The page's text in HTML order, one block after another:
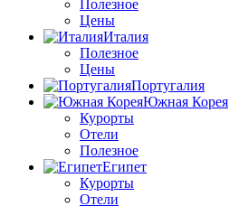
Полезное
Цены
Италия
Полезное
Цены
Португалия
Южная Корея
Курорты
Отели
Полезное
Египет
Курорты
Отели